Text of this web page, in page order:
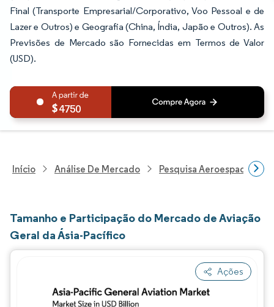
Final (Transporte Empresarial/Corporativo, Voo Pessoal e de
Lazer e Outros) e Geografia (China, Índia, Japão e Outros). As
Previsões de Mercado são Fornecidas em Termos de Valor
(USD).
4750
Início Análise De Mercado Pesquisa Aeroespacial E
Tamanho e Participação do Mercado de Aviação
Geral da Ásia-Pacífico
Ações